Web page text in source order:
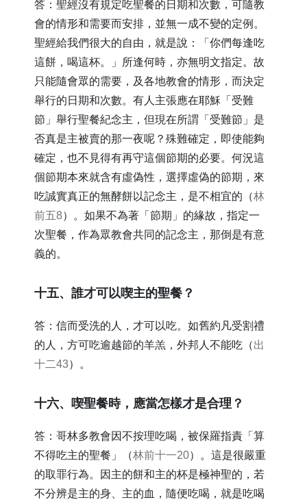
答：聖經沒有規定吃聖餐的日期和次數，可隨教
會的情形和需要而安排，並無一成不變的定例。
聖經給我們很大的自由，就是說：「你們每逢吃
這餅，喝這杯。」所逢何時，亦無明文指定。故
只能隨會眾的需要，及各地教會的情形，而決定
舉行的日期和次數。有人主張應在耶穌「受難
節」舉行聖餐紀念主，但現在所謂「受難節」是
否真是主被賣的那一夜呢？殊難確定，即使能夠
確定，也不見得有再守這個節期的必要。何況這
個節期本來就含有虛偽性，選擇虛偽的節期，來
吃誠實真正的無酵餅以記念主，是不相宜的（林
前五8）。如果不為著「節期」的緣故，指定一
次聖餐，作為眾教會共同的記念主，那倒是有意
義的。
​十五、誰才可以喫主的聖餐？
答：信而受洗的人，才可以吃。如舊約凡受割禮
的人，方可吃逾越節的羊羔，外邦人不能吃（出
十二43）。
​十六、喫聖餐時，應當怎樣才是合理？
答：哥林多教會因不按理吃喝，被保羅指責「算
不得吃主的聖餐」（林前十一20）。這是很嚴重
的取罪行為。因主的餅和主的杯是極神聖的，若
不分辨是主的身、主的血，隨便吃喝，就是吃喝